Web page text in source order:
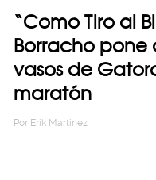
“Como Tiro al
Borracho pone
vasos de
maratón
Por Erik Martinez